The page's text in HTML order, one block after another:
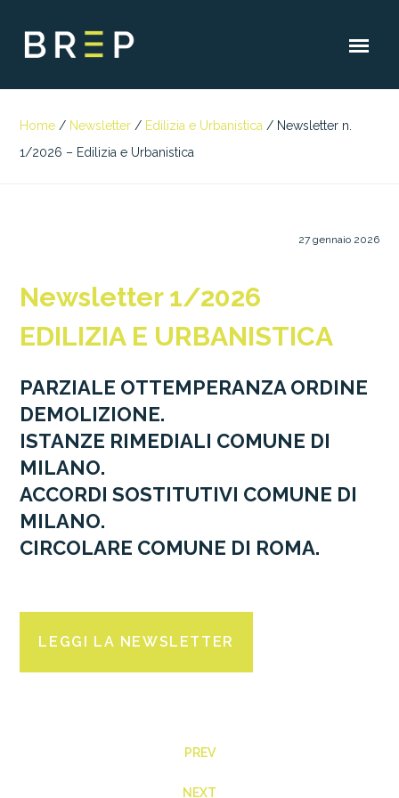
Home / Newsletter / Edilizia e Urbanistica / Newsletter n.
1/2026 – Edilizia e Urbanistica
27 gennaio 2026
Newsletter 1/2026
EDILIZIA E URBANISTICA
PARZIALE OTTEMPERANZA ORDINE
DEMOLIZIONE.
ISTANZE RIMEDIALI COMUNE DI
MILANO.
ACCORDI SOSTITUTIVI COMUNE DI
MILANO.
CIRCOLARE COMUNE DI ROMA.
LEGGI LA NEWSLETTER
PREV
NEXT